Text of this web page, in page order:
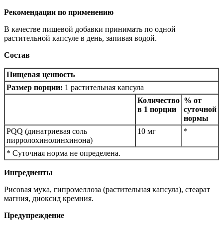
Рекомендации по применению
В качестве пищевой добавки принимать по одной
растительной капсуле в день, запивая водой.
Состав
Пищевая ценность
Размер порции: 1 растительная капсула
Количество
в 1 порции
% от
суточной
нормы
PQQ (динатриевая соль
пирролохинолинхинона)
10 мг *
* Суточная норма не определена.
Ингредиенты
Рисовая мука, гипромеллоза (растительная капсула), стеарат
магния, диоксид кремния.
Предупреждение